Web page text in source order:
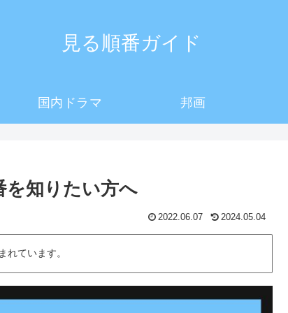
見る順番ガイド
国内ドラマ 邦画
を知りたい方へ
2022.06.07 2024.05.04
れています。